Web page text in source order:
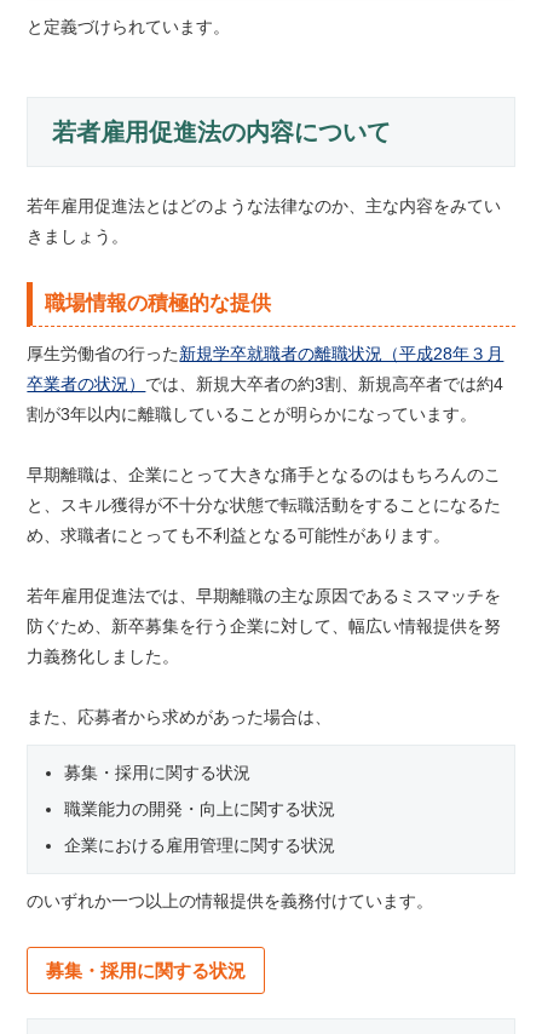
と定義づけられています。
若者雇用促進法の内容について
若年雇用促進法とはどのような法律なのか、主な内容をみてい
きましょう。
職場情報の積極的な提供
厚生労働省の行った新規学卒就職者の離職状況（平成28年３月
卒業者の状況） では、新規大卒者の約3割、新規高卒者では約4
割が3年以内に離職していることが明らかになっています。
早期離職は、企業にとって大きな痛手となるのはもちろんのこ
と、スキル獲得が不十分な状態で転職活動をすることになるた
め、求職者にとっても不利益となる可能性があります。
若年雇用促進法では、早期離職の主な原因であるミスマッチを
防ぐため、新卒募集を行う企業に対して、幅広い情報提供を努
力義務化しました。
また、応募者から求めがあった場合は、
募集・採用に関する状況
職業能力の開発・向上に関する状況
企業における雇用管理に関する状況
のいずれか一つ以上の情報提供を義務付けています。
募集・採用に関する状況